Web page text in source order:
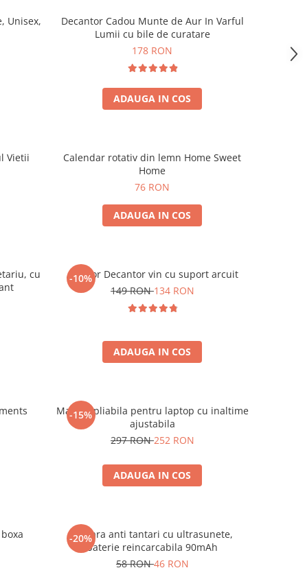
Unisex,
Decantor Cadou Munte de Aur In Varful
Lumii cu bile de curatare
178 RON
ADAUGA IN COS
Vietii
Calendar rotativ din lemn Home Sweet
Home
76 RON
ADAUGA IN COS
cu
-10%
Aerator Decantor vin cu suport arcuit
149 RON134 RON
ADAUGA IN COS
-15%
Masuta pliabila pentru laptop cu inaltime
ajustabila
297 RON252 RON
ADAUGA IN COS
-20%
Bratara anti tantari cu ultrasunete,
baterie reincarcabila 90mAh
58 RON46 RON